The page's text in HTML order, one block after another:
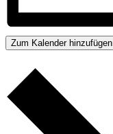
Zum Kalender hinzufügen